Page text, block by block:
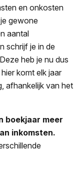
en onkosten
gewone
aantal
schrijf je in de
heb je nu dus
komt elk jaar
afhankelijk van het
boekjaar meer
inkomsten.